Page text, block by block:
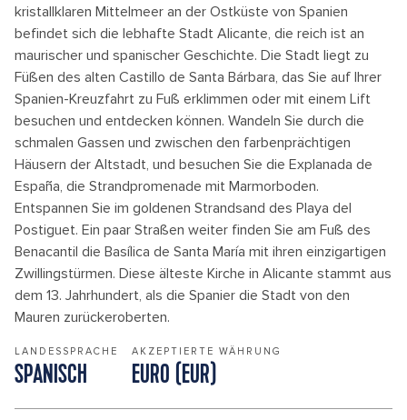
kristallklaren Mittelmeer an der Ostküste von Spanien
befindet sich die lebhafte Stadt Alicante, die reich ist an
maurischer und spanischer Geschichte. Die Stadt liegt zu
Füßen des alten Castillo de Santa Bárbara, das Sie auf Ihrer
Spanien-Kreuzfahrt zu Fuß erklimmen oder mit einem Lift
besuchen und entdecken können. Wandeln Sie durch die
schmalen Gassen und zwischen den farbenprächtigen
Häusern der Altstadt, und besuchen Sie die Explanada de
España, die Strandpromenade mit Marmorboden.
Entspannen Sie im goldenen Strandsand des Playa del
Postiguet. Ein paar Straßen weiter finden Sie am Fuß des
Benacantil die Basílica de Santa María mit ihren einzigartigen
Zwillingstürmen. Diese älteste Kirche in Alicante stammt aus
dem 13. Jahrhundert, als die Spanier die Stadt von den
Mauren zurückeroberten.
LANDESSPRACHE
SPANISCH
AKZEPTIERTE WÄHRUNG
EURO (EUR)